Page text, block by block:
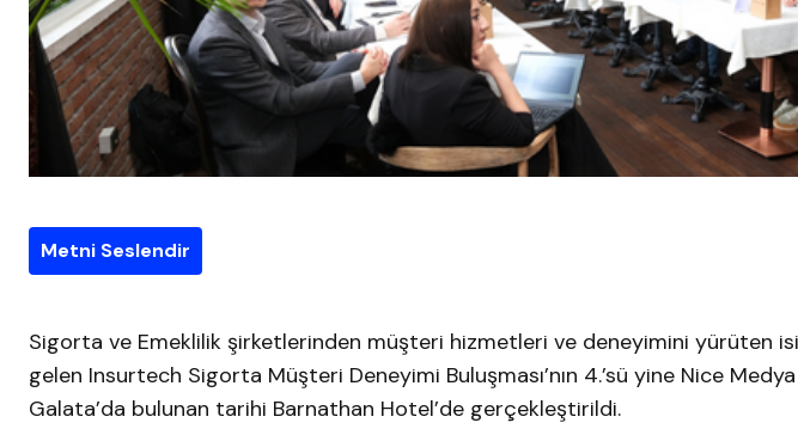
Metni Seslendir
Sigorta ve Emeklilik şirketlerinden müşteri hizmetleri ve deneyimini yürüten
gelen Insurtech Sigorta Müşteri Deneyimi Buluşması’nın 4.’sü yine Nice
Galata’da bulunan tarihi Barnathan Hotel’de gerçekleştirildi.